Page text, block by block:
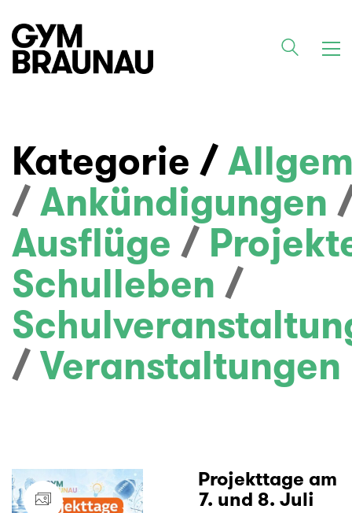
Kategorie /
/Ankündigungen
Ausflüge /
Schulleben /
/Veranstaltungen
Projekttage am
7. und 8. Juli